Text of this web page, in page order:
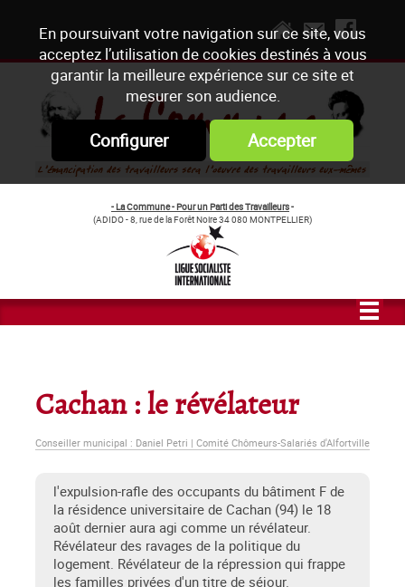
En poursuivant votre navigation sur ce site, vous
acceptez l’utilisation de cookies destinés à vous
garantir la meilleure expérience sur ce site et
mesurer son audience.
Configurer Accepter
- La Commune - Pour un Parti des Travailleurs-
(ADIDO - 8, rue de la Forêt Noire 34 080 MONTPELLIER)
Cachan : le révélateur
Conseiller municipal : Daniel Petri | Comité Chômeurs-Salariés d'Alfortville
l'expulsion-rafle des occupants du bâtiment F de
la résidence universitaire de Cachan (94) le 18
août dernier aura agi comme un révélateur.
Révélateur des ravages de la politique du
logement. Révélateur de la répression qui frappe
les familles privées d'un titre de séjour.